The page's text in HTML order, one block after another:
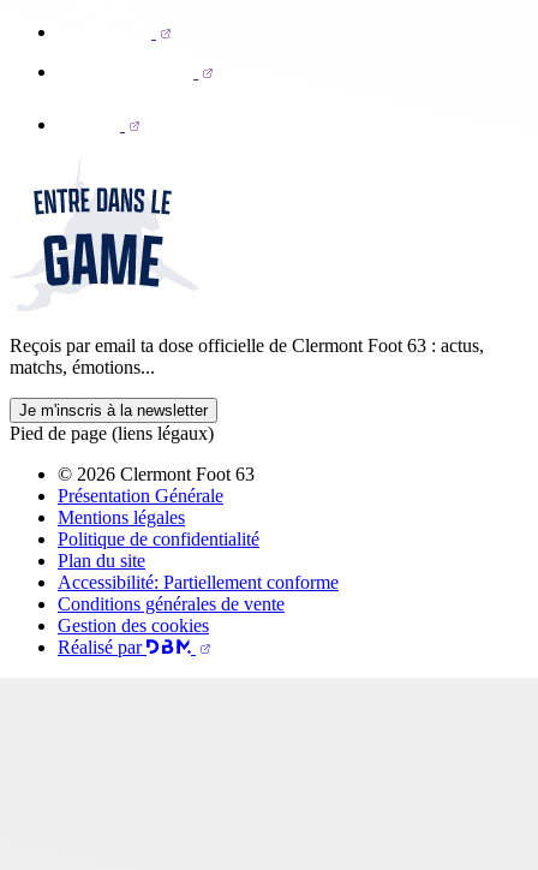
Reçois par email ta dose officielle de Clermont Foot 63 : actus,
matchs, émotions...
Je m'inscris à la newsletter
Pied de page (liens légaux)
© 2026 Clermont Foot 63
Présentation Générale
Mentions légales
Politique de confidentialité
Plan du site
Accessibilité: Partiellement conforme
Conditions générales de vente
Gestion des cookies
Réalisé par